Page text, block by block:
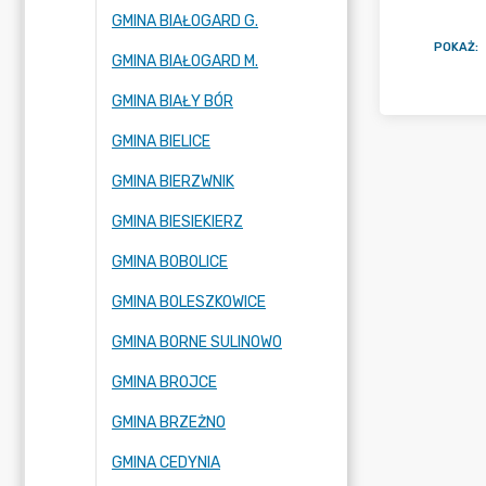
GMINA BIAŁOGARD G.
GMINA BIAŁOGARD M.
GMINA BIAŁY BÓR
GMINA BIELICE
GMINA BIERZWNIK
GMINA BIESIEKIERZ
GMINA BOBOLICE
GMINA BOLESZKOWICE
GMINA BORNE SULINOWO
GMINA BROJCE
GMINA BRZEŻNO
GMINA CEDYNIA
POKAŻ: